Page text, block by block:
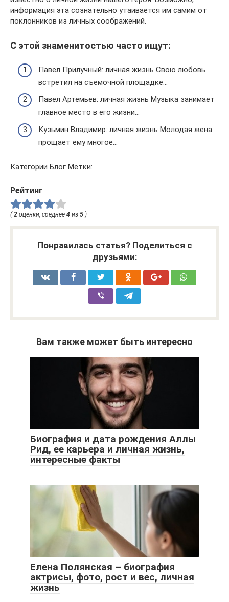
информация эта сознательно утаивается им самим от
поклонников из личных соображений.
С этой знаменитостью часто ищут:
Павел Прилучный: личная жизнь Свою любовь
встретил на съемочной площадке…
Павел Артемьев: личная жизнь Музыка занимает
главное место в его жизни…
Кузьмин Владимир: личная жизнь Молодая жена
прощает ему многое…
Категории Блог Метки:
Рейтинг
( 2 оценки, среднее 4 из 5 )
Понравилась статья? Поделиться с
друзьями:
Вам также может быть интересно
Биография и дата рождения Аллы
Рид, ее карьера и личная жизнь,
интересные факты
Елена Полянская – биография
актрисы, фото, рост и вес, личная
жизнь